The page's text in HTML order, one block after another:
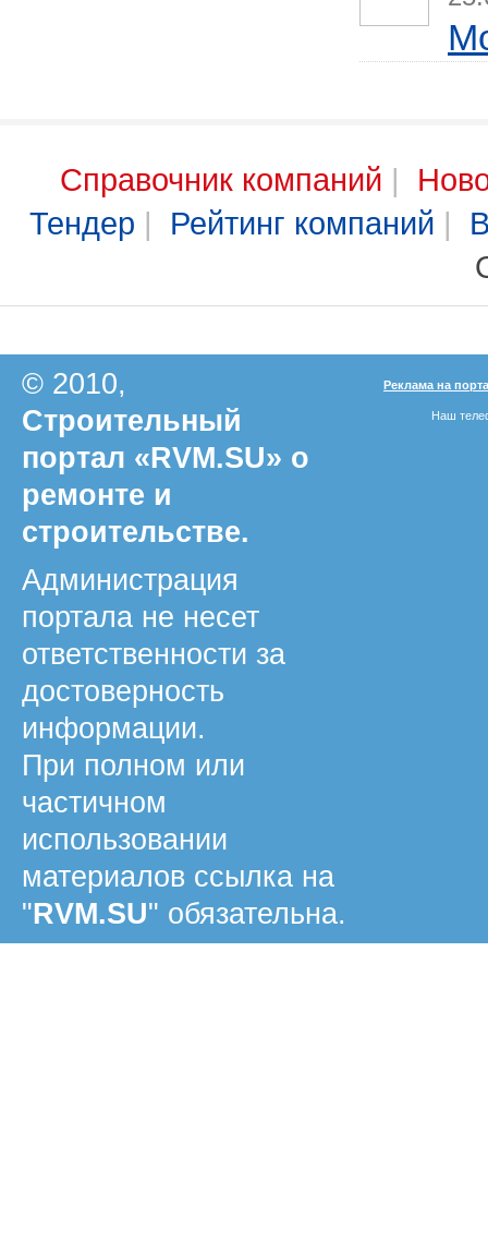
Справочник компаний |
Тендер | Рейтинг компаний |
© 2010,
Строительный
портал «RVM.SU» о
ремонте и
строительстве.
Администрация
портала не несет
ответственности за
достоверность
информации.
При полном или
частичном
использовании
материалов ссылка на
"RVM.SU" обязательна.
Реклама на
Наш